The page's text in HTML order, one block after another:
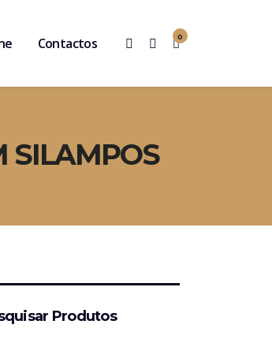
0
Contactos
SILAMPOS
Produtos